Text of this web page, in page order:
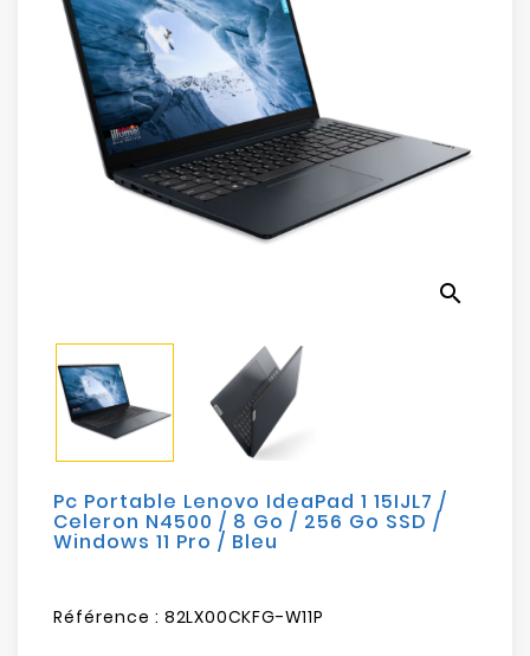
Stockage
Electroménager
Sécurité
Mobilités
Loisirs
search
Pc Portable Lenovo IdeaPad 1 15IJL7 /
Celeron N4500 / 8 Go / 256 Go SSD /
Windows 11 Pro / Bleu
Référence : 82LX00CKFG-W11P